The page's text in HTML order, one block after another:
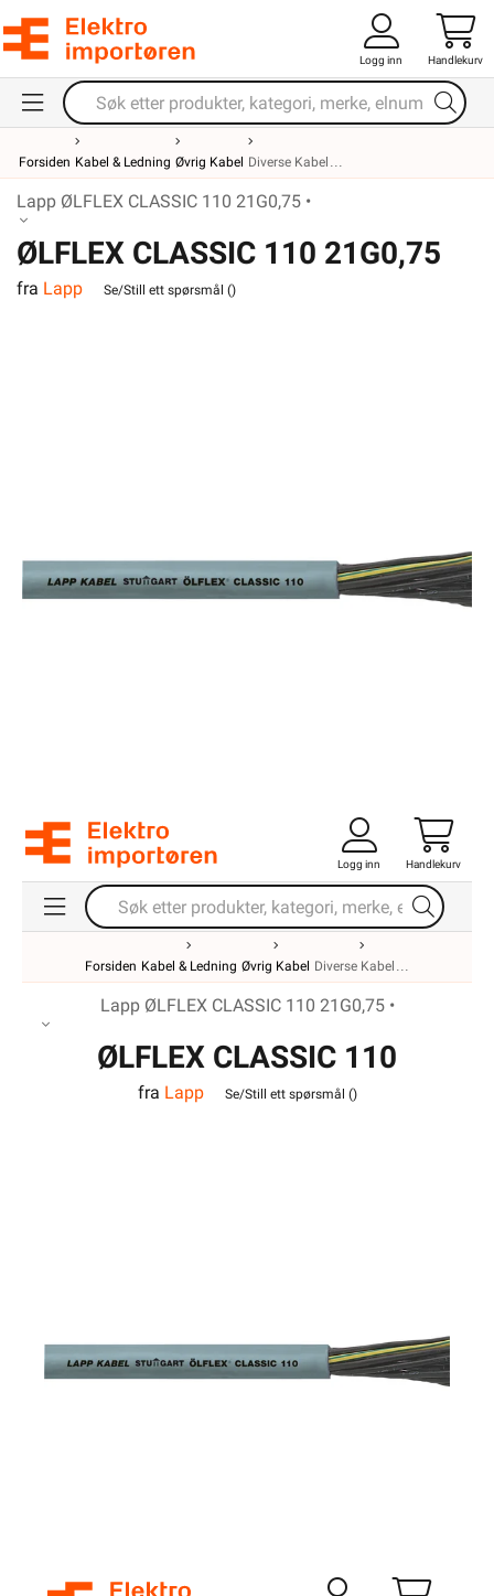
Logg inn Handlekurv
Forsiden Kabel & Ledning Øvrig Kabel Diverse Kabel
Lapp ØLFLEX CLASSIC 110 21G0,75 •
ØLFLEX CLASSIC 110 21G0,75
fra Lapp Se/Still ett spørsmål ()
Logg inn Handlekurv
Forsiden Kabel & Ledning Øvrig Kabel Diverse Kabel
Lapp ØLFLEX CLASSIC 110 21G0,75 •
ØLFLEX CLASSIC 110
21G0,75
fra Lapp Se/Still ett spørsmål ()